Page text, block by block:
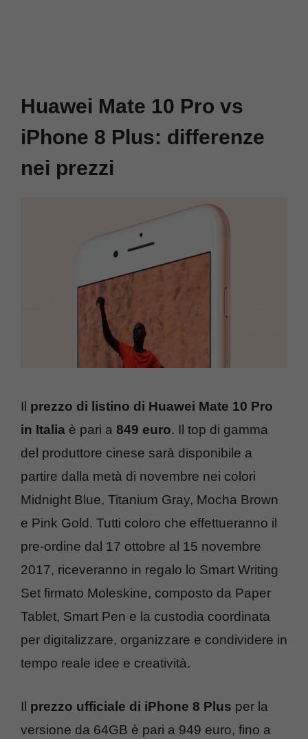
Huawei Mate 10 Pro vs
iPhone 8 Plus: differenze
nei prezzi
Il prezzo di listino di Huawei Mate 10 Pro
in Italia è pari a 849 euro. Il top di gamma
del produttore cinese sarà disponibile a
partire dalla metà di novembre nei colori
Midnight Blue, Titanium Gray, Mocha Brown
e Pink Gold. Tutti coloro che effettueranno il
pre-ordine dal 17 ottobre al 15 novembre
2017, riceveranno in regalo lo Smart Writing
Set firmato Moleskine, composto da Paper
Tablet, Smart Pen e la custodia coordinata
per digitalizzare, organizzare e condividere in
tempo reale idee e creatività.
Il prezzo ufficiale di iPhone 8 Plus per la
versione da 64GB è pari a 949 euro, fino a